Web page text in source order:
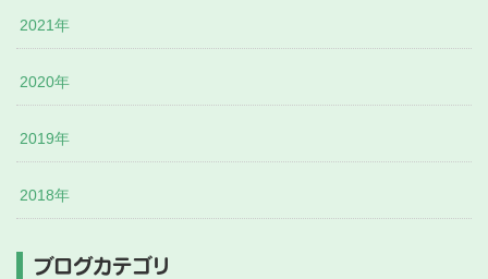
2021年
2020年
2019年
2018年
ブログカテゴリ